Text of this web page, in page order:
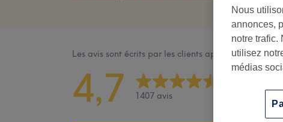
Les avis sont écrits par les clients après leur visite.
4,7 1407 avis
Nous
annonces,
notre trafic.
utilisez
médias